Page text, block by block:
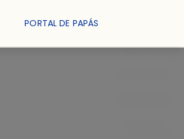
PORTAL DE PAPÁS